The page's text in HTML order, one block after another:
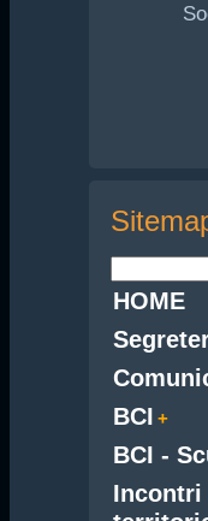
HOME
BCI
BCI -
Incontri